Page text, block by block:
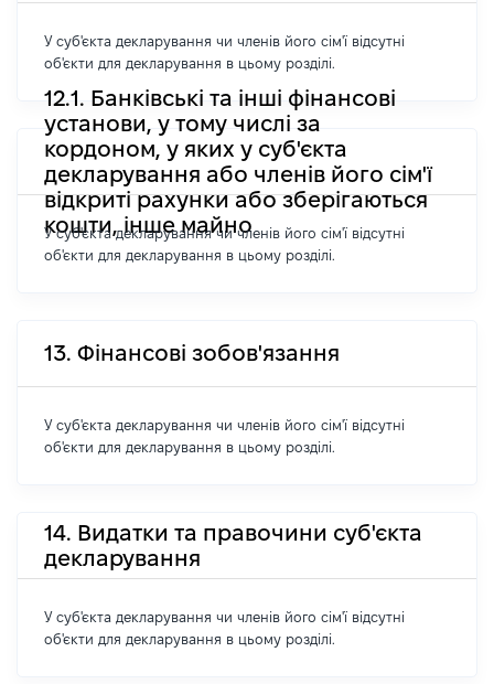
У суб'єкта декларування чи членів його сім'ї відсутні
об'єкти для декларування в цьому розділі.
12.1. Банківські та інші фінансові
установи, у тому числі за
кордоном, у яких у суб'єкта
декларування або членів його сім'ї
відкриті рахунки або зберігаються
кошти, інше майно
У суб'єкта декларування чи членів його сім'ї відсутні
об'єкти для декларування в цьому розділі.
13. Фінансові зобов'язання
У суб'єкта декларування чи членів його сім'ї відсутні
об'єкти для декларування в цьому розділі.
14. Видатки та правочини суб'єкта
декларування
У суб'єкта декларування чи членів його сім'ї відсутні
об'єкти для декларування в цьому розділі.